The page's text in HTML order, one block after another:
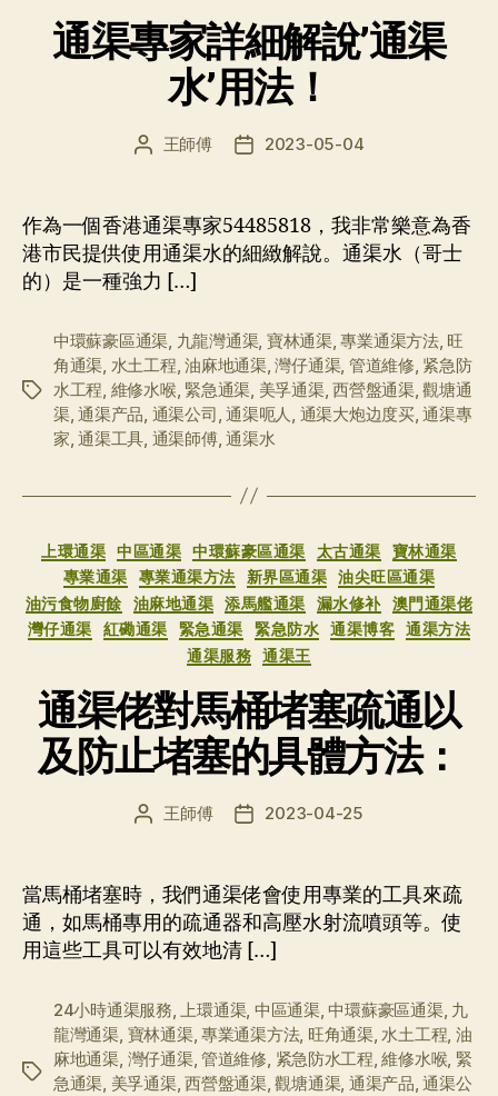
通渠專家詳細解說’通渠
水’用法！
文
者
王師傅
发
期
2023-05-04
作為一個香港通渠專家54485818，我非常樂意為香
港市民提供使用通渠水的細緻解說。通渠水（哥士
的）是一種強力 […]
标
中環蘇豪區通渠 九龍灣通渠, 寶林通渠,專業通渠方法, 旺
角通渠 水土工程 ,油麻地通渠,灣仔通渠, 管道維修 紧急防
水工程 維修水喉 緊急通渠 美孚通渠,西營盤通渠,觀塘通
渠,通渠产品 通渠公司 ,通渠呃人 通渠大炮边度买,通渠專
家 ,通渠工具 通渠師傅,通渠水
分
类
上環通渠 中區通渠 中環蘇豪區通渠 太古通渠
寶林通渠
專業通渠
專業通渠方法 新界區通渠
油尖旺區通渠
油污食物廚餘
油麻地通渠 添馬艦通渠 漏水修补 澳門通渠佬
灣仔通渠
紅磡通渠 緊急通渠 緊急防水 通渠博客 通渠方法
通渠服務
通渠王
通渠佬對馬桶堵塞疏通以
及防止堵塞的具體方法：
文 王師傅
发
期
2023-04-25
當馬桶堵塞時，我們通渠佬會使用專業的工具來疏
通，如馬桶專用的疏通器和高壓水射流噴頭等。使
用這些工具可以有效地清 […]
标
24小時通渠服務,上環通渠, 中區通渠,中環蘇豪區通渠, 九
龍灣通渠, 寶林通渠, 專業通渠方法, 旺角通渠,水土工程, 油
麻地通渠, 灣仔通渠, 管道維修, 紧急防水工程,維修水喉, 緊
急通渠, 美孚通渠,西營盤通渠,觀塘通渠, 通渠产品,通渠公